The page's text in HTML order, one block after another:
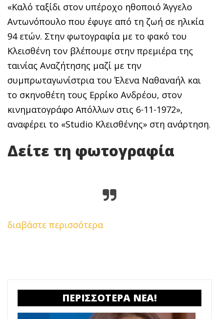
«Καλό ταξίδι στον υπέροχο ηθοποιό Άγγελο
Αντωνόπουλο που έφυγε από τη ζωή σε ηλικία
94 ετών. Στην φωτογραφία με το φακό του
Κλεισθένη τον βλέπουμε στην πρεμιέρα της
ταινίας Αναζήτησης μαζί με την
συμπρωταγωνίστρια του Έλενα Ναθαναήλ και
το σκηνοθέτη τους Ερρίκο Ανδρέου, στον
κινηματογράφο Απόλλων στις 6-11-1972»,
αναφέρει το «Studio Κλεισθένης» στη ανάρτηση.
Δείτε τη φωτογραφία
διαβάστε περισσότερα
ΠΕΡΙΣΣΟΤΕΡΑ ΝΕΑ!